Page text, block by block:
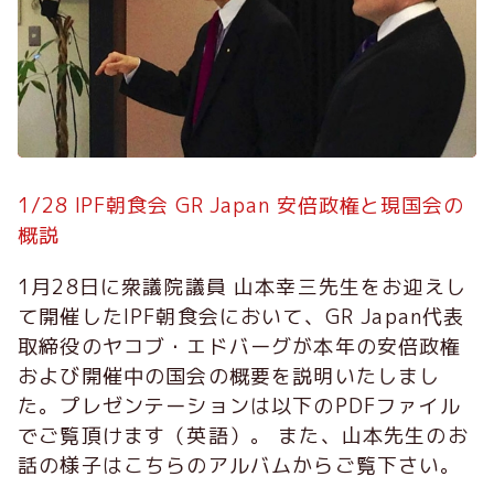
1/28 IPF朝食会 GR Japan 安倍政権と現国会の
概説
1月28日に衆議院議員 山本幸三先生をお迎えし
て開催したIPF朝食会において、GR Japan代表
取締役のヤコブ・エドバーグが本年の安倍政権
および開催中の国会の概要を説明いたしまし
た。プレゼンテーションは以下のPDFファイル
でご覧頂けます（英語）。 また、山本先生のお
話の様子はこちらのアルバムからご覧下さい。